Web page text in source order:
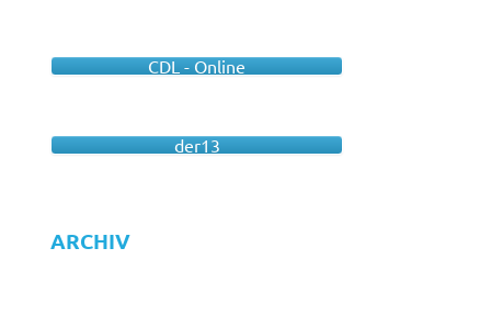
CDL - Online
der13
ARCHIV